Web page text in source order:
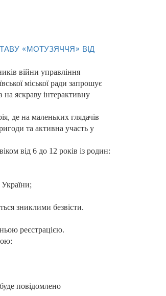
«МОТУЗЯЧЧЯ» ВІД
війни управління
міської ради запрошує
на яскраву інтерактивну
де на маленьких глядачів
та активна участь у
від 6 до 12 років із родин:
зниклими безвісти.
реєстрацією.
повідомлено